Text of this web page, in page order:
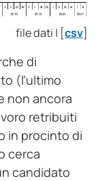
file dati | [csv]
di
(l’ultimo
non ancora
retribuiti
in procinto di
cerca
candidato